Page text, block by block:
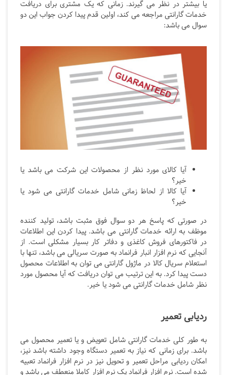
یا بیشتر در نظر می گیرند. زمانی که یک مشتری برای دریافت
خدمات گارانتی مراجعه می کند، اولین قدم پیدا کردن جواب این دو
سوال می باشد:
آیا کالای مورد نظر از محصولات این شرکت می باشد یا
خیر؟
آیا کالا از لحاظ زمانی شامل خدمات گارانتی می شود یا
خیر؟
در صورتی که پاسخ هر دو سوال فوق مثبت باشد، تولید کننده
موظف به ارائه خدمات گارانتی می باشد. پیدا کردن این اطلاعات
در فاکتورهای فروش کاغذی و دفاتر کار بسیار مشکلی است. از
آنجایی که نرم افزار انبار فرانماد به صورت سریالی می باشد، تنها با
استعلام سریال کالا در ماژول گارانتی می توان به اطلاعات محصول
دست پیدا کرد. به این ترتیب می توان دریافت که آیا محصول مورد
نظر شامل خدمات گارانتی می شود یا خیر.
ردیابی تعمیر
به طور کلی خدمات گارانتی شامل تعویض و یا تعمیر محصول می
باشد. برای زمانی که نیاز به تعمیر دستگاه وجود داشته باشد نیز،
امکان ردیابی مراحل تعمیر و تحویل نیز در نرم افزار فرانماد تعبیه
شده است. نرم افزار فرانماد یک نرم افزار کاملا منعطف می باشد و